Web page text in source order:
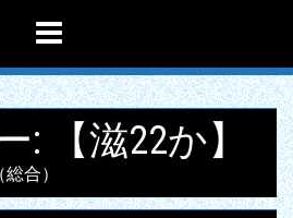
: 【滋22か】
合）